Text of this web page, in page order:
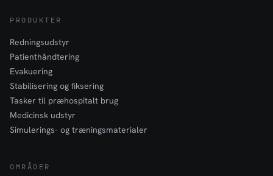
PRODUKTER
Redningsudstyr
Patienthåndtering
Evakuering
Stabilisering og fiksering
Tasker til præhospitalt brug
Medicinsk udstyr
Simulerings- og træningsmaterialer
OMRÅDER